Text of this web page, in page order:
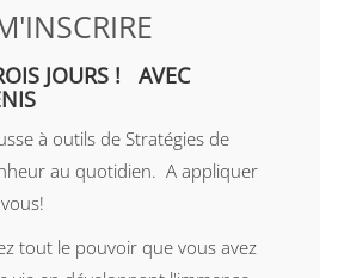
JOURS ! AVEC
à outils de Stratégies de
au quotidien. A appliquer
tout le pouvoir que vous avez